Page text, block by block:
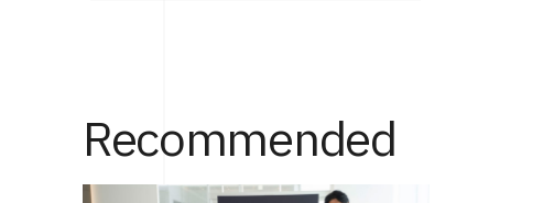
Recommended